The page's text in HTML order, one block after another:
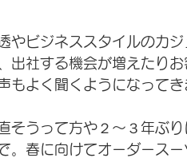
やビジネススタイルのカ
出社する機会が増えたり
もよく聞くようになってき
そうって方や２〜３年ぶ
。春に向けてオーダースー